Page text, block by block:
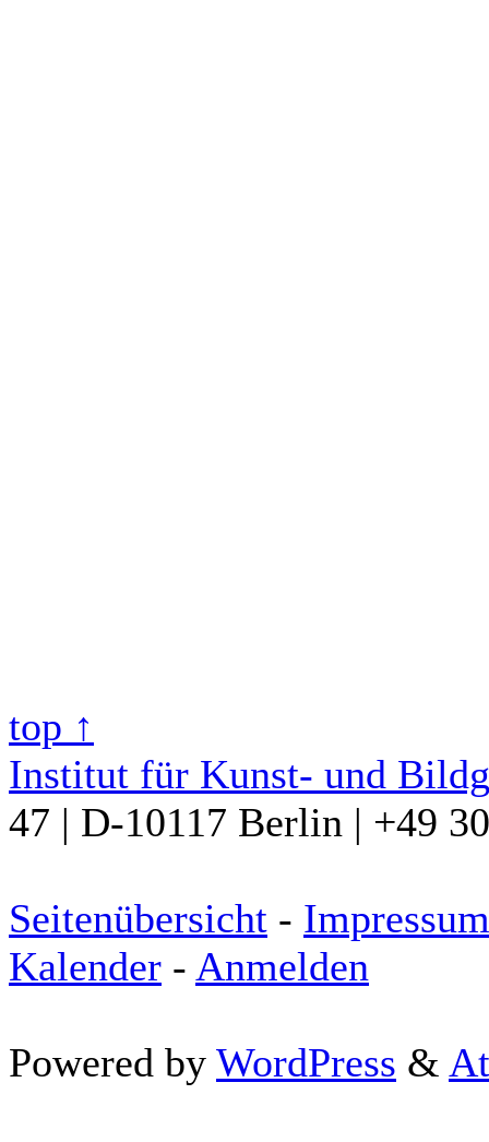
top ↑
Institut für Kunst- und
47 | D-10117 Berlin | +49
Seitenübersicht - Impressum
Kalender - Anmelden
Powered by WordPress &